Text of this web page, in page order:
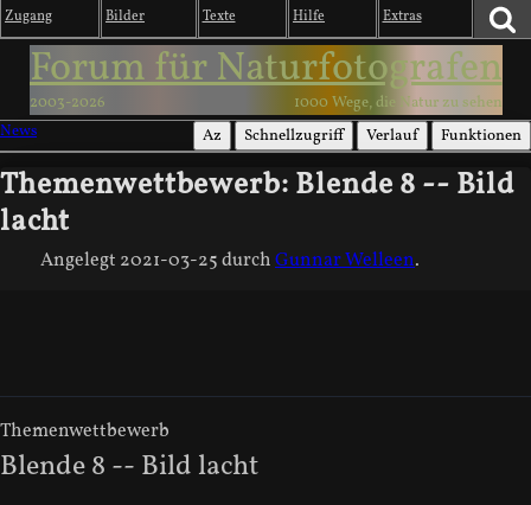
Zugang Bilder Texte Hilfe Extras
Forum für Naturfotografen
2003-2026
1000 Wege, die Natur zu sehen
News
Az Schnellzugriff Verlauf Funktionen
Themenwettbewerb: Blende 8 -- Bild
lacht
Angelegt 2021-03-25durchGunnar Welleen.
Themenwettbewerb
Blende 8 -- Bild lacht